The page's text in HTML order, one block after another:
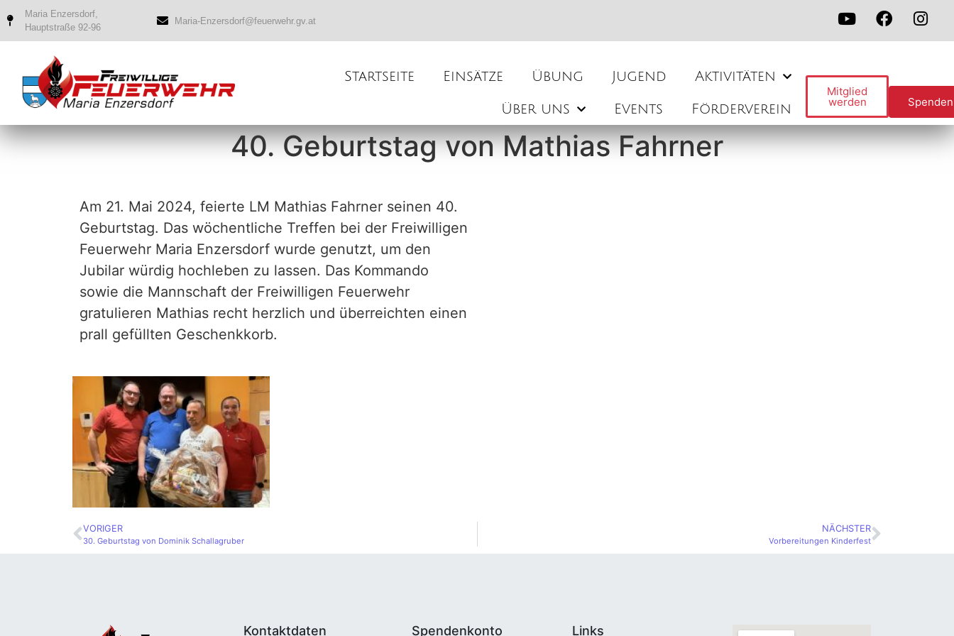
Maria Enzersdorf,
Hauptstraße 92-96
Maria-Enzersdorf@feuerwehr.gv.at
Startseite Einsätze Übung Jugend Aktivitäten
Über uns Events Förderverein
Mitglied
werden Spenden
40. Geburtstag von Mathias Fahrner
Am 21. Mai 2024, feierte LM Mathias Fahrner seinen 40.
Geburtstag. Das wöchentliche Treffen bei der Freiwilligen
Feuerwehr Maria Enzersdorf wurde genutzt, um den
Jubilar würdig hochleben zu lassen. Das Kommando
sowie die Mannschaft der Freiwilligen Feuerwehr
gratulieren Mathias recht herzlich und überreichten einen
prall gefüllten Geschenkkorb.
VORIGER
30. Geburtstag von Dominik Schallagruber
NÄCHSTER
Vorbereitungen Kinderfest
Kontaktdaten Spendenkonto Links